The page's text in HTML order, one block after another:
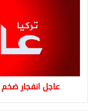
عاجل انفجار